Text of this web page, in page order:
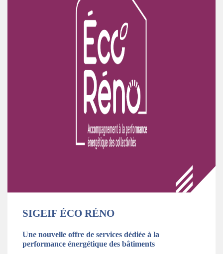
SIGEIF ÉCO RÉNO
Une nouvelle offre de services dédiée à la
performance énergétique des bâtiments